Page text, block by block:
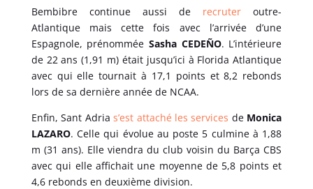
Bembibre continue aussi de recruter outre-
Atlantique mais cette fois avec l’arrivée d’une
Espagnole, prénommée Sasha CEDEÑO. L’intérieure
de 22 ans (1,91 m) était jusqu’ici à Florida Atlantique
avec qui elle tournait à 17,1 points et 8,2 rebonds
lors de sa dernière année de NCAA.
Enfin, Sant Adrias’est attaché les services de Monica
LAZARO. Celle qui évolue au poste 5 culmine à 1,88
m (31 ans). Elle viendra du club voisin du Barça CBS
avec qui elle affichait une moyenne de 5,8 points et
4,6 rebonds en deuxième division.